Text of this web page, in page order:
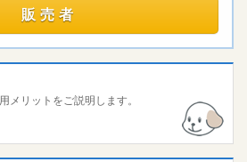
販売者
メリットをご説明します。